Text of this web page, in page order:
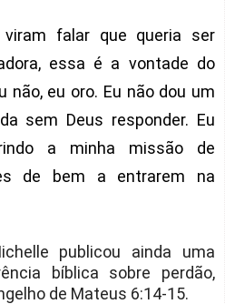
viram falar que queria ser
essa é a vontade do
não, eu oro. Eu não dou um
sem Deus responder. Eu
a minha missão de
de bem a entrarem na
publicou ainda uma
bíblica sobre perdão,
de Mateus 6:14-15.